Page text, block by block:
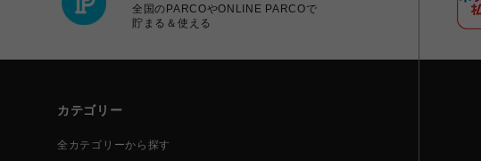
全国のPARCOやONLINE PARCOで
貯まる＆使える
カテゴリー
全カテゴリーから探す